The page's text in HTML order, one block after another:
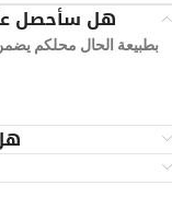
هل سأحصل
بطبيعة الحال محلكم